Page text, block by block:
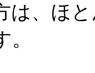
は、ほ